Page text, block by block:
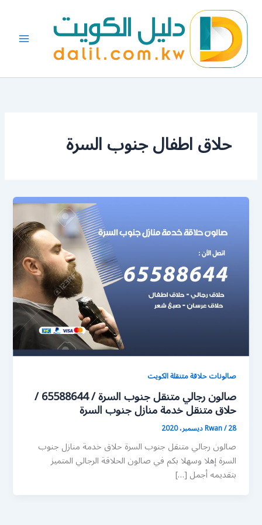
المحتوى
حلاق اطفال جنوب السرة
صالونات حلاقة متنقلة الكويت
صالون رجالي متنقل جنوب السرة / 65588644 /
حلاق متنقل خدمة منازل جنوب السرة
Rwan/28 ديسمبر، 2020
صالون رجالي متنقل جنوب السرة حلاق خدمة منازل جنوب
السرة إهلا وسهلا بكم في صالون الحلاقة الرجالي المتميز
بتقديمه أجمل […]